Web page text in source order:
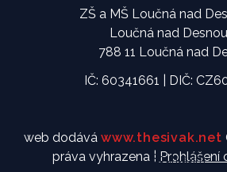
ZŠ a MŠ Loučná nad
Loučná nad
788 11 Loučná nad
IČ: 60341661 | DIČ:
web dodáváwww.thesivak.net
práva vyhrazena | Prohlášení
Souhlasím